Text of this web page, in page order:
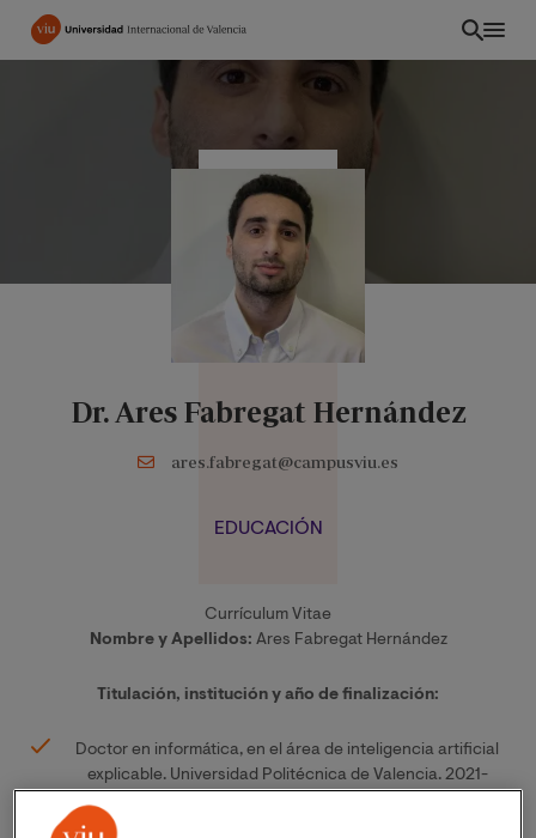
Pasar
Dr. Ares Fabregat Hernández
ares.fabregat@campusviu.es
EDUCACIÓN
Currículum Vitae
Nombre y Apellidos: Ares Fabregat Hernández
Titulación, institución y año de finalización:
Doctor en informática, en el área de inteligencia artificial
explicable. Universidad Politécnica de Valencia. 2021-